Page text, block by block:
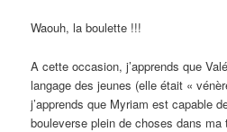
Waouh, la boulette !!!
A cette occasion, j’apprends que
langage des jeunes (elle était «
j’apprends que Myriam est capable
bouleverse plein de choses dans ma